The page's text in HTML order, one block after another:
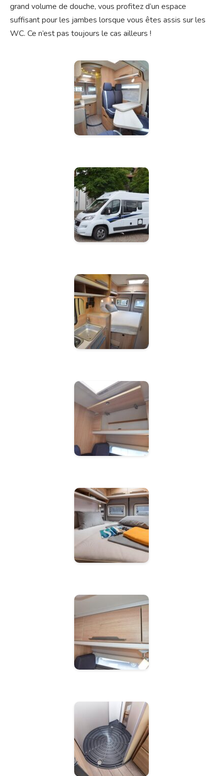
grand volume de douche, vous profitez d’un espace
suffisant pour les jambes lorsque vous êtes assis sur les
WC. Ce n’est pas toujours le cas ailleurs !